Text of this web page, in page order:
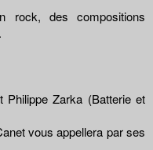
rock, des compositions
Zarka (Batterie et
vous appellera par ses